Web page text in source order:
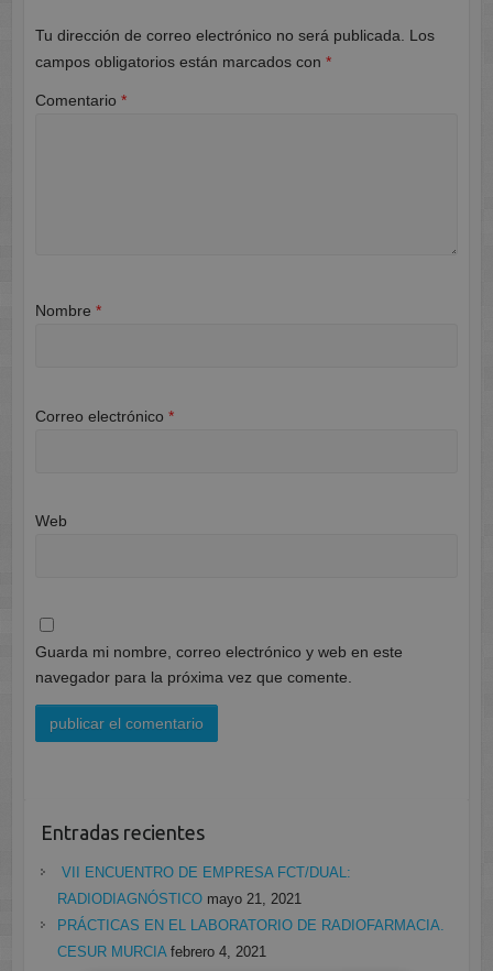
Tu dirección de correo electrónico no será publicada.
Los
campos obligatorios están marcados con *
Comentario *
Nombre *
Correo electrónico *
Web
Guarda mi nombre, correo electrónico y web en este
navegador para la próxima vez que comente.
Entradas recientes
VII ENCUENTRO DE EMPRESA FCT/DUAL:
RADIODIAGNÓSTICO mayo 21, 2021
PRÁCTICAS EN EL LABORATORIO DE RADIOFARMACIA.
CESUR MURCIA febrero 4, 2021